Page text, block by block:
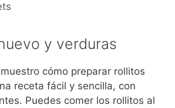
y verduras
cómo preparar rollitos
receta fácil y sencilla, con
Puedes comer los rollitos al